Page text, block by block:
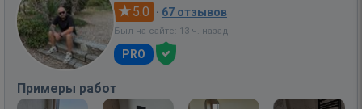
5.0 · 67 отзывов
Был на сайте: 13 ч. назад
PRO
Примеры работ